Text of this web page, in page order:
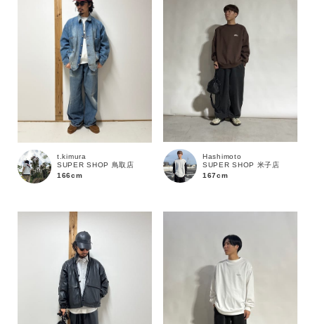
t.kimura
SUPER SHOP 鳥取店
166cm
Hashimoto
SUPER SHOP 米子店
167cm